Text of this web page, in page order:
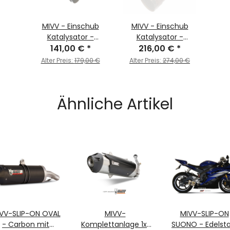
MIVV - Einschub
Katalysator -
ACC.033.A1
141,00 € *
Alter Preis:179,00 €
MIVV - Einschub
Katalysator -
ACC.045.A1
216,00 € *
Alter Preis: 274,00 €
Ähnliche Artikel
SLIP-ON OVAL
- Carbon mit
MIVV-
Komplettanlage 1x1
MIVV-SLIP-ON
SUONO -